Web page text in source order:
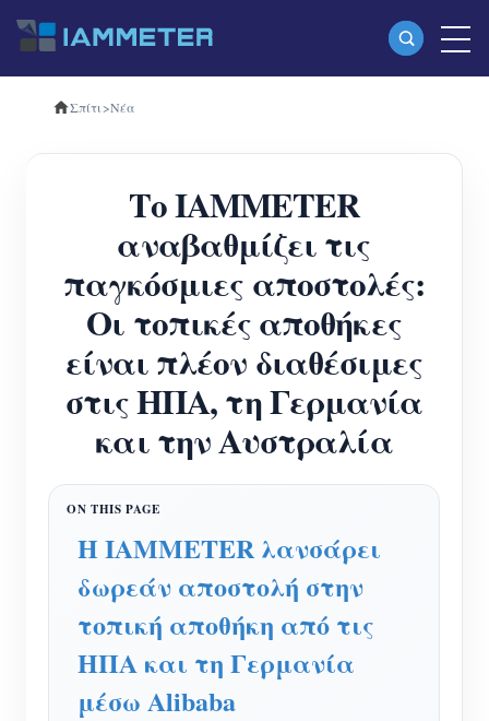
Προϊόντα
(WEM3080)
Τριφασικός μετρητής ενέργειας Wi-Fi
(WEM3080T)
Τριφασικός μετρητής ενέργειας Wi-Fi
(WEM3046T)
Τριφασικός μετρητής ενέργειας Wi-Fi
(WEM3050T)
IAMMETER Cloud Pro
Υπηρεσία αυτο-φιλοξενίας
Φορτιστής EV
IAMMETER Simulator
Εικονικός μετρητής
Σπίτι>Νέα
Το IAMMETER
αναβαθμίζει τις
παγκόσμιες αποστολές:
Οι τοπικές αποθήκες
είναι πλέον διαθέσιμες
στις ΗΠΑ, τη Γερμανία
και την Αυστραλία
Η IAMMETER λανσάρει
δωρεάν αποστολή στην
τοπική αποθήκη από τις
ΗΠΑ και τη Γερμανία
μέσω Alibaba